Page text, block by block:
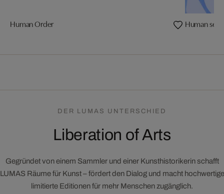
Human Order Human
DER LUMAS UNTERSCHIED
Liberation of Arts
Gegründet von einem Sammler und einer Kunsthistorikerin schafft
LUMAS Räume für Kunst – fördert den Dialog und macht hochwertige
limitierte Editionen für mehr Menschen zugänglich.